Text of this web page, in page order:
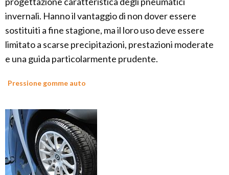
invernali. Hanno il vantaggio di non dover essere
sostituiti a fine stagione, ma il loro uso deve essere
limitato a scarse precipitazioni, prestazioni moderate
e una guida particolarmente prudente.
Pressione gomme auto